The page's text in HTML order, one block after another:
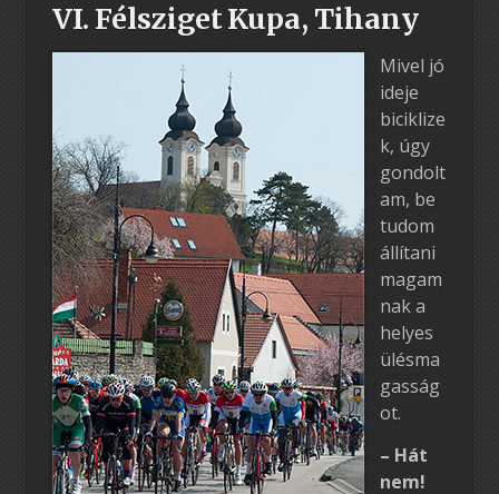
VI. Félsziget Kupa, Tihany
Mivel jó
ideje
biciklize
k, úgy
gondolt
am, be
tudom
állítani
magam
nak a
helyes
ülésma
gasság
ot.
– Hát
nem!